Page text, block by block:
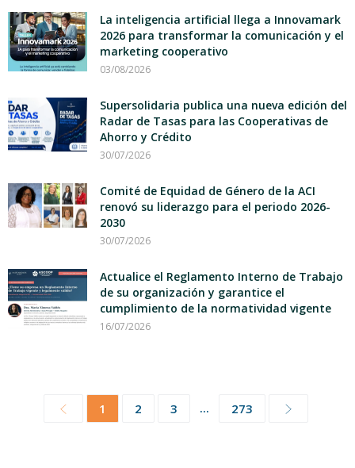
La inteligencia artificial llega a Innovamark
2026 para transformar la comunicación y el
marketing cooperativo
03/08/2026
Supersolidaria publica una nueva edición del
Radar de Tasas para las Cooperativas de
Ahorro y Crédito
30/07/2026
Comité de Equidad de Género de la ACI
renovó su liderazgo para el periodo 2026-
2030
30/07/2026
Actualice el Reglamento Interno de Trabajo
de su organización y garantice el
cumplimiento de la normatividad vigente
16/07/2026
1 2 3 ... 273